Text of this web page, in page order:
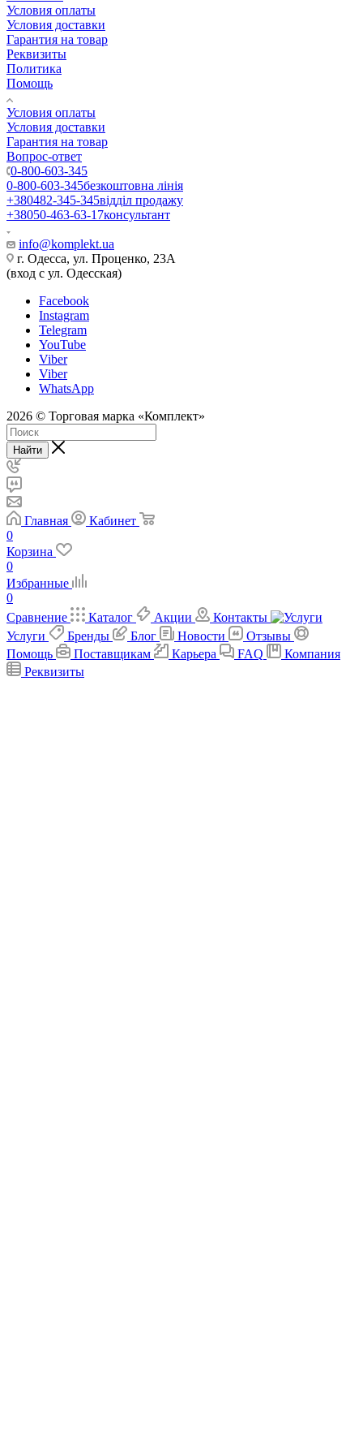
Условия оплаты
Условия доставки
Гарантия на товар
Реквизиты
Политика
Помощь
Условия оплаты
Условия доставки
Гарантия на товар
Вопрос-ответ
0-800-603-345
0-800-603-345безкоштовна лінія
+380482-345-345відділ продажу
+38050-463-63-17консультант
info@komplekt.ua
г. Одесса, ул. Проценко, 23А
(вход с ул. Одесская)
Facebook
Instagram
Telegram
YouTube
Viber
Viber
WhatsApp
2026 © Торговая марка «Комплект»
Найти
Главная
Кабинет
0
Корзина
0
Избранные
0
Сравнение
Каталог Акции
Контакты
Услуги
Бренды Блог Новости
Отзывы
Помощь
Поставщикам Карьера FAQ
Компания
Реквизиты